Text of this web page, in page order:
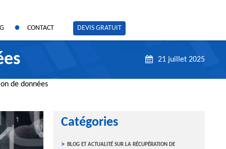
CONTACT DEVIS GRATUIT
21 juillet 2025
de données
Catégories
blog et actualité sur la récupération de